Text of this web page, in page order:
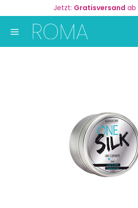
Jetzt: Gratisversand ab